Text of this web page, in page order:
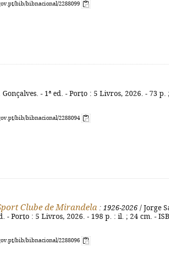
bib/bibnacional/2288099
- 1ª ed. - Porto : 5 Livros, 2026. - 73 p.
bib/bibnacional/2288094
Clube de Mirandela : 1926-2026 / Jorge
- Porto : 5 Livros, 2026. - 198 p. : il. ; 24 cm. -
bib/bibnacional/2288096